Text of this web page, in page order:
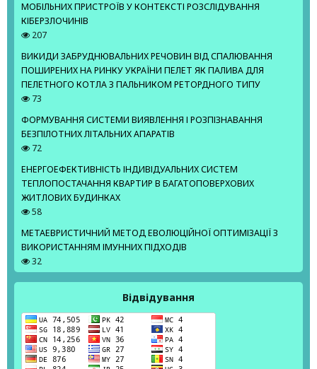
МОБІЛЬНИХ ПРИСТРОЇВ У КОНТЕКСТІ РОЗСЛІДУВАННЯ
КІБЕРЗЛОЧИНІВ
207
ВИКИДИ ЗАБРУДНЮВАЛЬНИХ РЕЧОВИН ВІД СПАЛЮВАННЯ
ПОШИРЕНИХ НА РИНКУ УКРАЇНИ ПЕЛЕТ ЯК ПАЛИВА ДЛЯ
ПЕЛЕТНОГО КОТЛА З ПАЛЬНИКОМ РЕТОРДНОГО ТИПУ
73
ФОРМУВАННЯ СИСТЕМИ ВИЯВЛЕННЯ І РОЗПІЗНАВАННЯ
БЕЗПІЛОТНИХ ЛІТАЛЬНИХ АПАРАТІВ
72
ЕНЕРГОЕФЕКТИВНІСТЬ ІНДИВІДУАЛЬНИХ СИСТЕМ
ТЕПЛОПОСТАЧАННЯ КВАРТИР В БАГАТОПОВЕРХОВИХ
ЖИТЛОВИХ БУДИНКАХ
58
МЕТАЕВРИСТИЧНИЙ МЕТОД ЕВОЛЮЦІЙНОЇ ОПТИМІЗАЦІЇ З
ВИКОРИСТАННЯМ ІМУННИХ ПІДХОДІВ
32
Відвідування